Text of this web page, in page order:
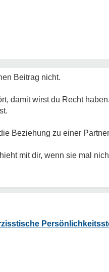
Beitrag nicht.
damit wirst du Recht
Beziehung zu einer
mit dir, wenn sie mal